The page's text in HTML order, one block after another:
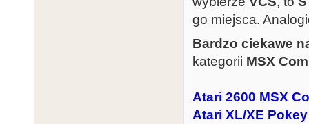
go miejsca.
Bardzo ciekawe
kategorii MSX
Atari 2600 MSX
Atari XL/XE